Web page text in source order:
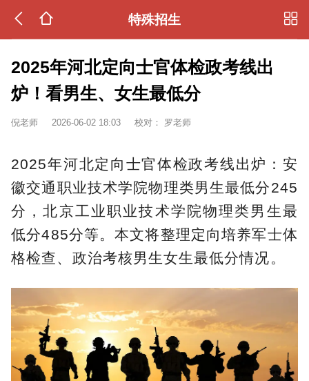
特殊招生
2025年河北定向士官体检政考线出
炉！看男生、女生最低分
倪老师 2026-06-02 18:03 校对： 罗老师
2025年河北定向士官体检政考线出炉：安
徽交通职业技术学院物理类男生最低分245
分，北京工业职业技术学院物理类男生最
低分485分等。本文将整理定向培养军士体
格检查、政治考核男生女生最低分情况。